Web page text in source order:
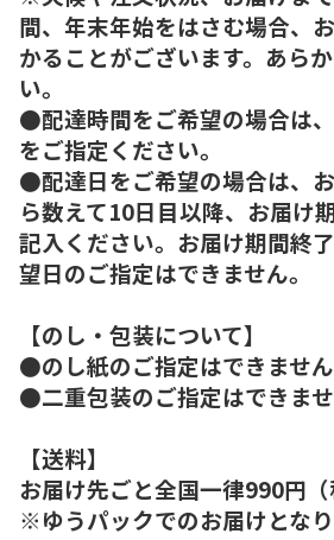
間、年末年始をはさむ場合、
かることがございます。あら
い。
●配達時間をご希望の場合は
をご指定ください。
●配達日をご希望の場合は、
ら数えて10日目以降、お届け
記入ください。お届け期間終
望日のご指定はできません。
【のし・包装について】
●のし紙のご指定はできません
●二重包装のご指定はできませ
【送料】
お届け先ごと全国一律990円（
※ゆうパックでのお届けとなり